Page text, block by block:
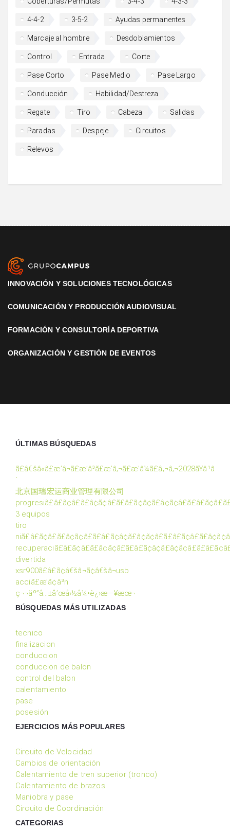
4-4-2 3-5-2 Ayudas permanentes
Marcaje al hombre Desdoblamientos
Control Entrada Corte
Pase Corto Pase Medio Pase Largo
Conducción Habilidad/Destreza
Regate Tiro Cabeza Salidas
Paradas Despeje Circuitos
Relevos
INNOVACIÓN Y SOLUCIONES TECNOLÓGICAS
COMUNICACIÓN Y PRODUCCIÓN AUDIOVISUAL
FORMACIÓN Y CONSULTORÍA DEPORTIVA
ORGANIZACIÓN Y GESTIÓN DE EVENTOS
ÚLTIMAS BÚSQUEDAS
ã£â€šâ«ã£æ’â¬ã£æ’â³ã£æ’â‚¬ã£æ’â¼ã£â‚¬â‚¬2028ã¥â¹â
´
北京国瑞宏运商业管理有限公司
3 equipos
tiro
divertida
xsr900ã£â£ã¢â€šâ¬ã¢â€šâ¬usb
acciã£æ’ã¢â³n
ç¬¬äº”å…±å’œå›½å¼•è¿›æ—¥æœ¬
BÚSQUEDAS MÁS UTILIZADAS
tecnico
finalizacion
conduccion
conduccion de balon
control del balon
calentamiento
pase
posesión
EJERCICIOS MÁS POPULARES
Circuito de Velocidad
Cambios de orientación
Calentamiento de tren superior (tronco)
Calentamiento de brazos
Maniobra y pase
Circuito de Coordinación
CATEGORIAS